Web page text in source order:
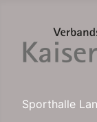
Sporthalle